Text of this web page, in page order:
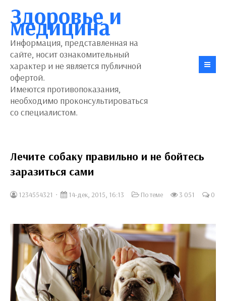
Здоровье и
медицина
Информация, представленная на
сайте, носит ознакомительный
характер и не является публичной
офертой.
Имеются противопоказания,
необходимо проконсультироваться
со специалистом.
Лечите собаку правильно и не бойтесь
заразиться сами
1234554321 14-дек, 2015, 16:13 По теме 3 051 0